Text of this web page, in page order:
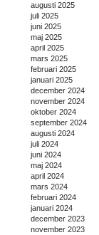
augusti 2025
juli 2025
juni 2025
maj 2025
april 2025
mars 2025
februari 2025
januari 2025
december 2024
november 2024
oktober 2024
september 2024
augusti 2024
juli 2024
juni 2024
maj 2024
april 2024
mars 2024
februari 2024
januari 2024
december 2023
november 2023